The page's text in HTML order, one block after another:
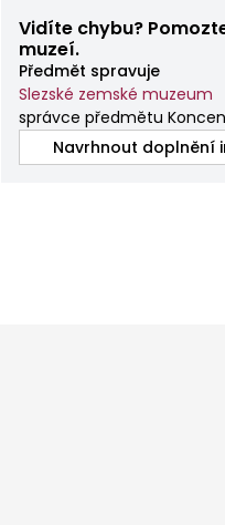
Vidíte chybu?
muzeí.
Předmět spravuje
Slezské zemské muzeum
správce předmětu
Navrhnout doplnění